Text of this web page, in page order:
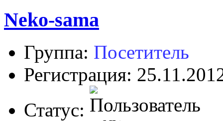
Neko-sama
Группа: Посетитель
Регистрация:
Статус: